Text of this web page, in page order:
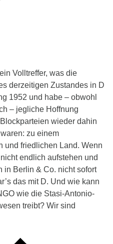
Volltreffer, was die
derzeitigen Zustandes in D
1952 und habe – obwohl
– jegliche Hoffnung
wieder dahin
zu einem
und friedlichen Land. Wenn
endlich aufstehen und
in Berlin & Co. nicht sofort
das mit D. Und wie kann
wie die Stasi-Antonio-
treibt? Wir sind